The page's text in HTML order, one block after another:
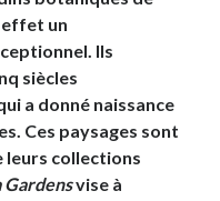
un
Ils
siècles
a donné naissance
Ces paysages sont
leurs collections
Gardensvise à